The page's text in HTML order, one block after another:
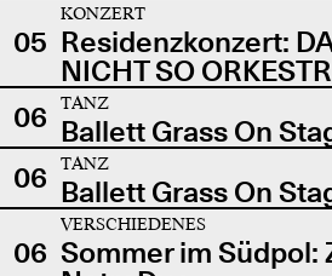
05
KONZERT
Residenzkonzert:
NICHT SO
06
TANZ
Ballett Grass On
06
TANZ
Ballett Grass On
06
VERSCHIEDENES
Sommer im Südpol: